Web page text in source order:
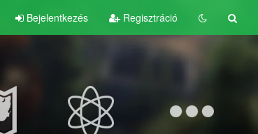
Bejelentkezés Regisztráció